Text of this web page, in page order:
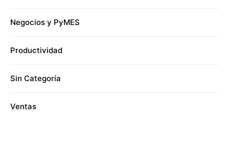
Negocios y PyMES
Productividad
Sin Categoría
Ventas